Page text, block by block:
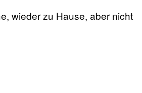
wieder zu Hause, aber nicht